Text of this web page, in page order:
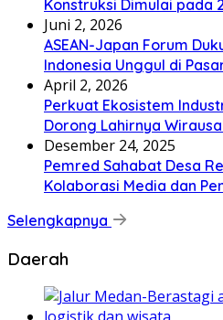
Konstruksi Dimulai pada
Juni 2, 2026
ASEAN-Japan Forum
Indonesia Unggul di
April 2, 2026
Perkuat Ekosistem
Dorong Lahirnya
Desember 24, 2025
Pemred Sahabat Desa
Kolaborasi Media dan
Selengkapnya
Daerah